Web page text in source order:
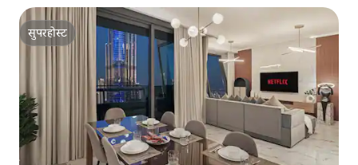
सुपरहोस्ट
सुपरहोस्ट